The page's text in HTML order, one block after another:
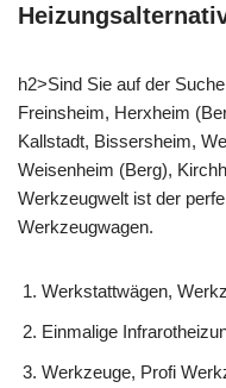
h2>Sind Sie auf der
Freinsheim, Herxheim
Kallstadt, Bissersheim,
Weisenheim (Berg),
Werkzeugwelt ist der
Werkzeugwagen.
Werkstattwägen,
Einmalige
Werkzeuge, Profi